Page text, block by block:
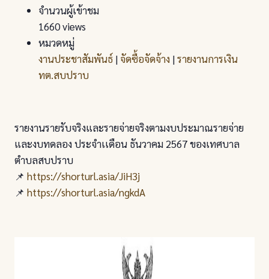
จำนวนผู้เข้าชม
1660 views
หมวดหมู่
งานประชาสัมพันธ์ | จัดซื้อจัดจ้าง |รายงานการเงิน
ทต.สบปราบ
รายงานรายรับจริงและรายจ่ายจริงตามงบประมาณรายจ่าย
และงบทดลอง ประจำเเดือน ธันวาคม 2567 ของเทศบาล
ตำบลสบปราบ
📌 https://shorturl.asia/JiH3j
📌 https://shorturl.asia/ngkdA